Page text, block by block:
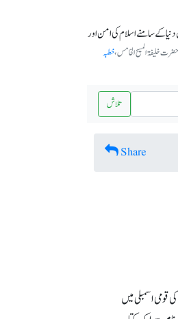
کے سامنے اسلام کی امن اور
خلیفۃ المسیح الخامس،خطبہ
تلاش
Share
معروف ہیں، کے طائفہ کے ایک رکن اللہ وسایا نے ۱۹۷۴ء میں پاکستان کی قومی اسمبلی میں